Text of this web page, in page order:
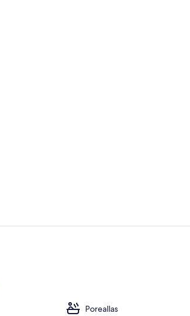
Poreallas